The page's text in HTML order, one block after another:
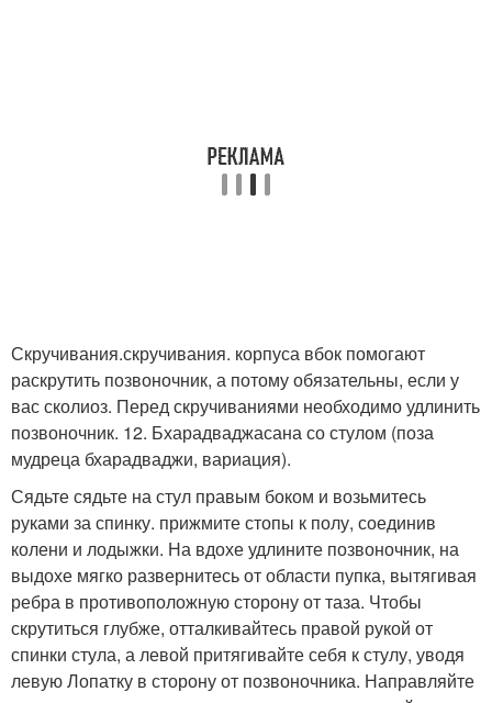
Скручивания.скручивания. корпуса вбок помогают
раскрутить позвоночник, а потому обязательны, если у
вас сколиоз. Перед скручиваниями необходимо удлинить
позвоночник. 12. Бхарадваджасана со стулом (поза
мудреца бхарадваджи, вариация).
Сядьте сядьте на стул правым боком и возьмитесь
руками за спинку. прижмите стопы к полу, соединив
колени и лодыжки. На вдохе удлините позвоночник, на
выдохе мягко развернитесь от области пупка, вытягивая
ребра в противоположную сторону от таза. Чтобы
скрутиться глубже, отталкивайтесь правой рукой от
спинки стула, а левой притягивайте себя к стулу, уводя
левую Лопатку в сторону от позвоночника. Направляйте